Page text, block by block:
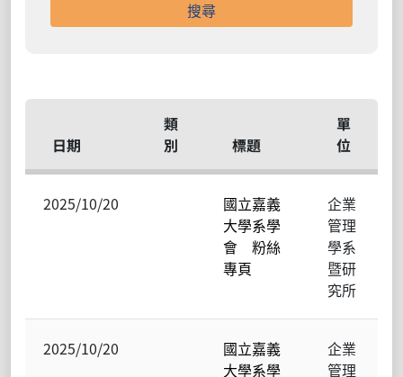
日期
類
別
標題
單
位
2025/10/20
國立嘉義
大學系學
會 粉絲
專頁
企業
管理
學系
暨研
究所
2025/10/20
國立嘉義
大學系學
企業
管理